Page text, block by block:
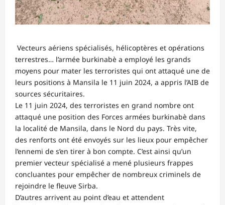
Vecteurs aériens spécialisés, hélicoptères et opérations
terrestres… l’armée burkinabè a employé les grands
moyens pour mater les terroristes qui ont attaqué une de
leurs positions à Mansila le 11 juin 2024, a appris l’AIB de
sources sécuritaires.
Le 11 juin 2024, des terroristes en grand nombre ont
attaqué une position des Forces armées burkinabè dans
la localité de Mansila, dans le Nord du pays. Très vite,
des renforts ont été envoyés sur les lieux pour empêcher
l’ennemi de s’en tirer à bon compte. C’est ainsi qu’un
premier vecteur spécialisé a mené plusieurs frappes
concluantes pour empêcher de nombreux criminels de
rejoindre le fleuve Sirba.
D’autres arrivent au point d’eau et attendent